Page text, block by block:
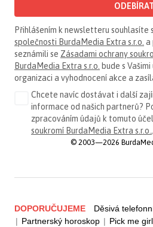
ODEBÍRAT
Přihlášením k newsletteru souhlasíte s
společnosti BurdaMedia Extra s.r.o. a
seznámili se Zásadami ochrany
BurdaMedia Extra s.r.o. bude s
organizaci a vyhodnocení akce a
Chcete navíc dostávat i další
informace od našich partnerů?
zpracováním údajů k tomuto
soukromí BurdaMedia Extra s.r.o.
© 2003—2026
DOPORUČUJEME Děsivá
| Partnerský horoskop | Pick me girl